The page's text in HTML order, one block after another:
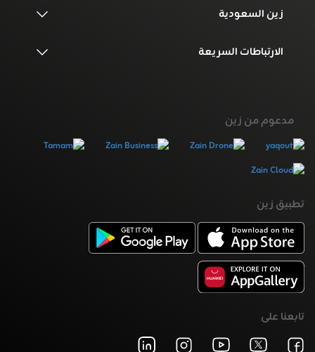
زين السعودية
الارتباطات السريعة
مدعوم من زين
تطبيق زين
تابعنا على